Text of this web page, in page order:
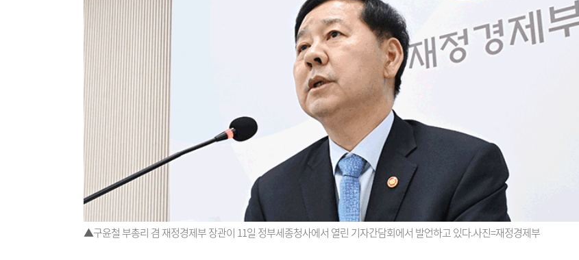
▲구윤철 부총리 겸 재정경제부 장관이 11일 정부세종청사에서 열린 기자간담회에서 발언하고 있다.사진=재정경제부